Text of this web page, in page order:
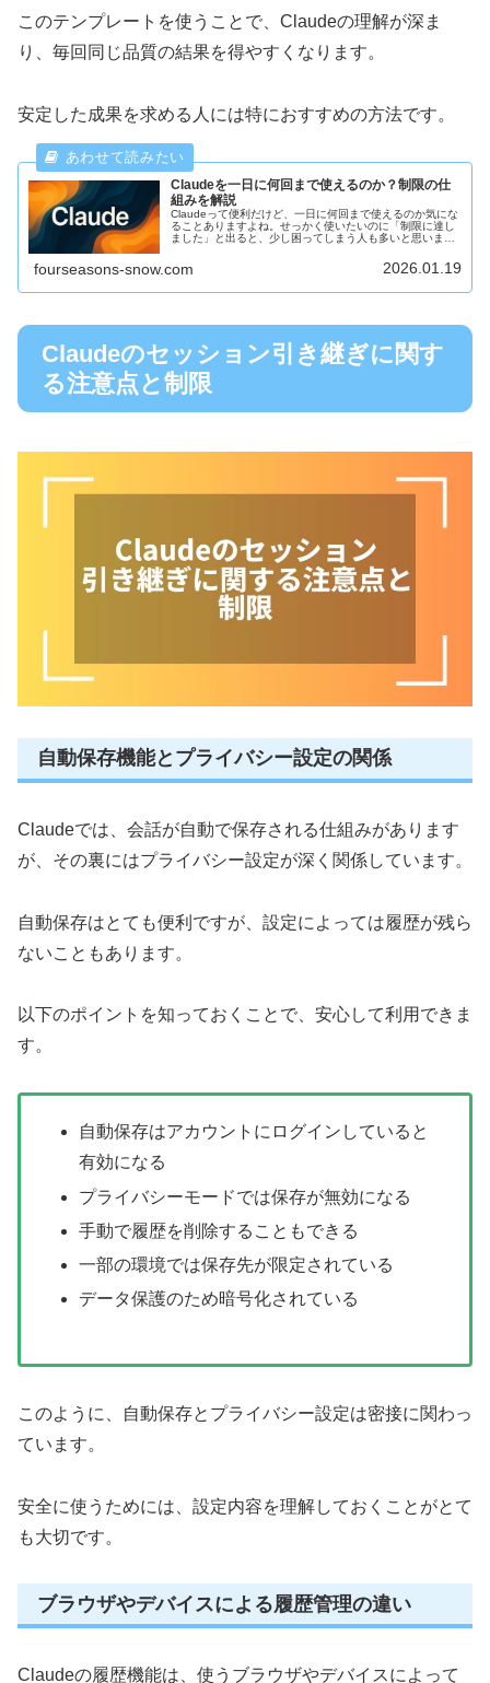
このテンプレートを使うことで、Claudeの理解が深ま
り、毎回同じ品質の結果を得やすくなります。
安定した成果を求める人には特におすすめの方法です。
Claudeを一日に何回まで使えるのか？制限の仕
組みを解説
Claudeって便利だけど、一日に何回まで使えるのか気にな
ることありますよね。せっかく使いたいのに「制限に達し
ました」と出ると、少し困ってしまう人も多いと思いま
fourseasons-snow.com 2026.01.19
Claudeのセッション引き継ぎに関す
る注意点と制限
自動保存機能とプライバシー設定の関係
Claudeでは、会話が自動で保存される仕組みがあります
が、その裏にはプライバシー設定が深く関係しています。
自動保存はとても便利ですが、設定によっては履歴が残ら
ないこともあります。
以下のポイントを知っておくことで、安心して利用できま
す。
自動保存はアカウントにログインしていると
有効になる
プライバシーモードでは保存が無効になる
手動で履歴を削除することもできる
一部の環境では保存先が限定されている
データ保護のため暗号化されている
このように、自動保存とプライバシー設定は密接に関わっ
ています。
安全に使うためには、設定内容を理解しておくことがとて
も大切です。
ブラウザやデバイスによる履歴管理の違い
Claudeの履歴機能は、使うブラウザやデバイスによって